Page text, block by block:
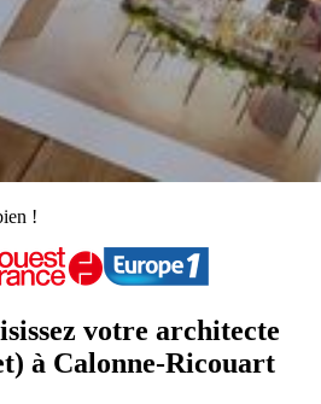
!
votre architecte
à Calonne-Ricouart